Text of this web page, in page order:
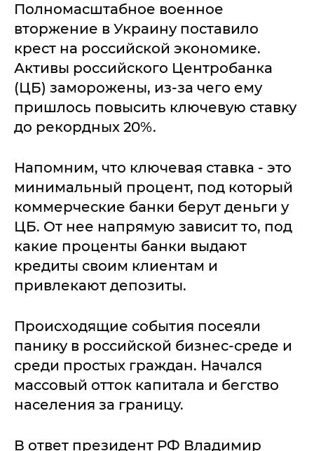
Полномасштабное военное
вторжение в Украину поставило
крест на российской экономике.
Активы российского Центробанка
(ЦБ) заморожены, из-за чего ему
пришлось повысить ключевую ставку
до рекордных 20%.
Напомним, что ключевая ставка - это
минимальный процент, под который
коммерческие банки берут деньги у
ЦБ. От нее напрямую зависит то, под
какие проценты банки выдают
кредиты своим клиентам и
привлекают депозиты.
Происходящие события посеяли
панику в российской бизнес-среде и
среди простых граждан. Начался
массовый отток капитала и бегство
населения за границу.
В ответ президент РФ Владимир